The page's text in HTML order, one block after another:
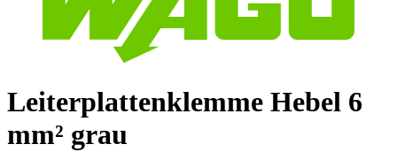
Leiterplattenklemme Hebel 6
mm² grau